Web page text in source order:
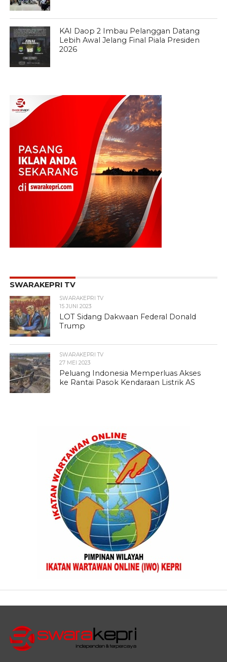
KAI Daop 2 Imbau Pelanggan Datang
Lebih Awal Jelang Final Piala Presiden
2026
SWARAKEPRI TV
SWARAKEPRI TV
15 JUNI 2023
LOT Sidang Dakwaan Federal Donald
Trump
SWARAKEPRI TV
27 MEI 2023
Peluang Indonesia Memperluas Akses
ke Rantai Pasok Kendaraan Listrik AS